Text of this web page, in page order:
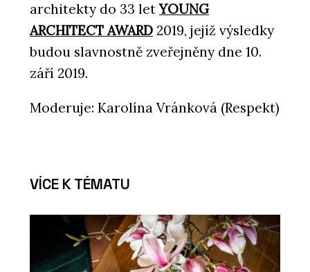
architekty do 33 letYOUNG
ARCHITECT AWARD 2019, jejíž výsledky
budou slavnostně zveřejněny dne 10.
září 2019.
Moderuje: Karolína Vránková (Respekt)
VÍCE K TÉMATU